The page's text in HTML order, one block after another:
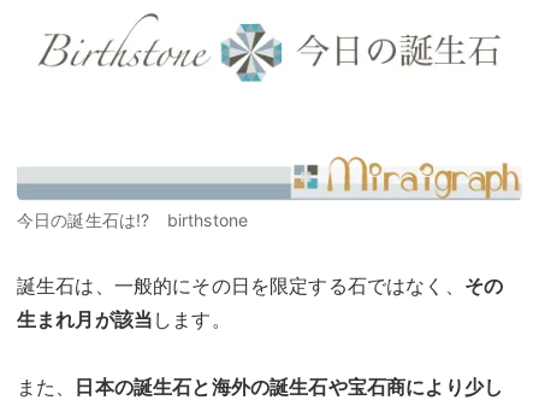
今日の誕生石は!? birthstone
誕生石は、一般的にその日を限定する石ではなく、 その
生まれ月が該当 します。
また、 日本の誕生石と海外の誕生石や宝石商により少し